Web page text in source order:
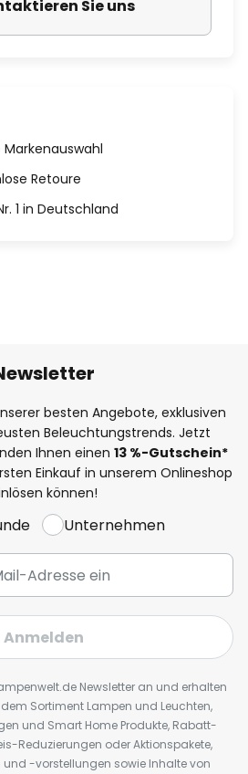
Sie uns
Retoure
1 in Deutschland
besten Angebote, exklusiven
Beleuchtungstrends. Jetzt
Ihnen einen 13 %-Gutschein*
Einkauf in unserem Onlineshop
können!
Unternehmen
Anmelden
Newsletter an und erhalten
Sortiment Lampen und Leuchten,
und Smart Home Produkte, Rabatt-
Reduzierungen oder Aktionspakete,
und -vorstellungen sowie Inhalte von